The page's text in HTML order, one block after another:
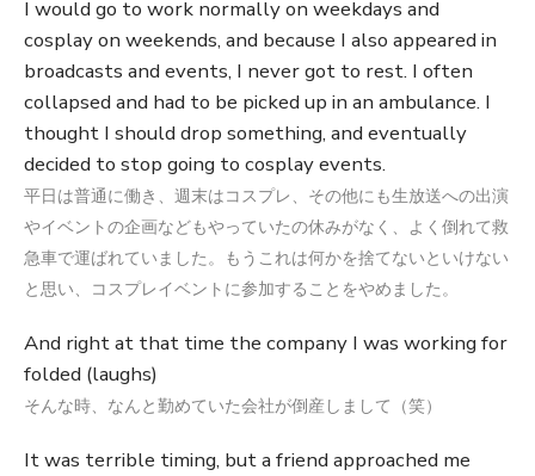
I would go to work normally on weekdays and
cosplay on weekends, and because I also appeared in
broadcasts and events, I never got to rest. I often
collapsed and had to be picked up in an ambulance. I
thought I should drop something, and eventually
decided to stop going to cosplay events.
平日は普通に働き、週末はコスプレ、その他にも生放送への出演
やイベントの企画などもやっていたの休みがなく、よく倒れて救
急車で運ばれていました。もうこれは何かを捨てないといけない
と思い、コスプレイベントに参加することをやめました。
And right at that time the company I was working for
folded (laughs)
そんな時、なんと勤めていた会社が倒産しまして（笑）
It was terrible timing, but a friend approached me